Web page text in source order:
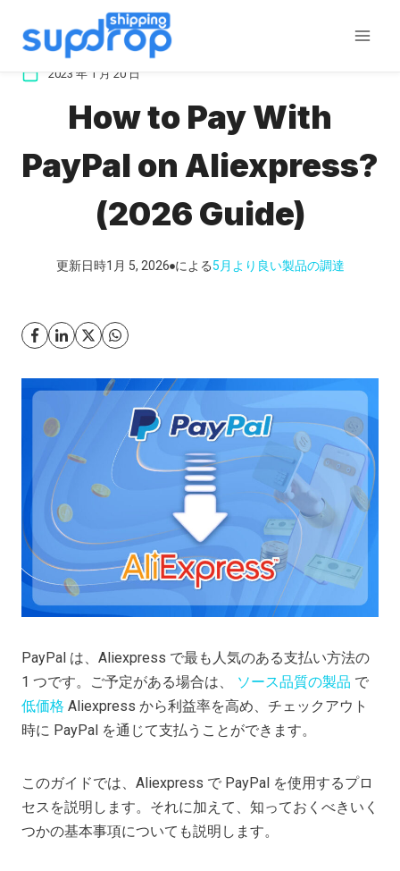
2023 年 1 月 20 日
How to Pay With
PayPal on Aliexpress?
(2026 Guide)
更新日時1月 5, 2026 による5月 より良い製品の調達
PayPal は、Aliexpress で最も人気のある支払い方法の
1 つです。ご予定がある場合は、
ソース品質の製品 で
低価格 Aliexpress から利益率を高め、チェックアウト
時に PayPal を通じて支払うことができます。
このガイドでは、Aliexpress で PayPal を使用するプロ
セスを説明します。それに加えて、知っておくべきいく
つかの基本事項についても説明します。